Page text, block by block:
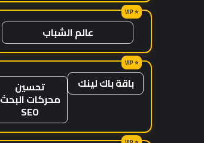
عالم الشباب
باقة باك لينك تحسين
محركات البحث
SEO